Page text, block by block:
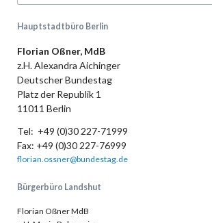
Hauptstadtbüro Berlin
Florian Oßner, MdB
z.H. Alexandra Aichinger
Deutscher Bundestag
Platz der Republik 1
11011 Berlin
Tel: +49 (0)30 227-71999
Fax: +49 (0)30 227-76999
florian.ossner@bundestag.de
Bürgerbüro Landshut
Florian Oßner MdB